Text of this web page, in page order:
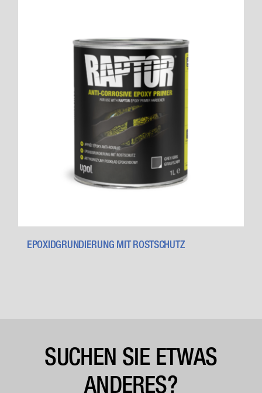
EPOXIDGRUNDIERUNG MIT ROSTSCHUTZ
SUCHEN SIE ETWAS
ANDERES?